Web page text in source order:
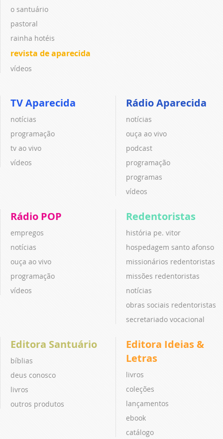
o santuário
pastoral
rainha hotéis
revista de aparecida
vídeos
TV Aparecida
notícias
programação
tv ao vivo
vídeos
Rádio Aparecida
notícias
ouça ao vivo
podcast
programação
programas
vídeos
Rádio POP
empregos
notícias
ouça ao vivo
programação
vídeos
Redentoristas
história pe. vitor
hospedagem santo afonso
missionários redentoristas
missões redentoristas
notícias
obras sociais redentoristas
secretariado vocacional
Editora Santuário
bíblias
deus conosco
livros
outros produtos
Editora Ideias &
Letras
livros
coleções
lançamentos
ebook
catálogo